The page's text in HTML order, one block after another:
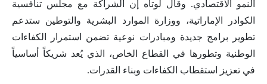
النمو الاقتصادي. وقال لوتاه إن الشراكة مع مجلس تنافسية
الكوادر الإماراتية، ووزارة الموارد البشرية والتوطين ستدعم
تطوير برامج جديدة ومبادرات نوعية تضمن استمرار الكفاءات
الوطنية وتطورها في القطاع الخاص، الذي يُعد شريكاً أساسياً
في تعزيز استقطاب الكفاءات وبناء القدرات.